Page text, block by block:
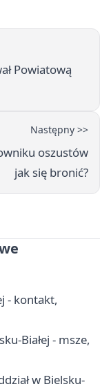
Powiatową
Następny >>
oszustów
jak się bronić?
- kontakt,
Białej - msze,
w Bielsku-